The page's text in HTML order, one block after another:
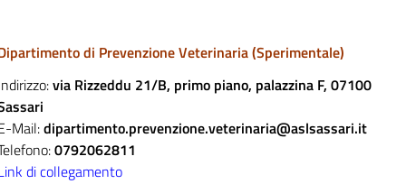
di Prevenzione Veterinaria (Sperimentale)
via Rizzeddu 21/B, primo piano, palazzina F, 07100
Mail:dipartimento.prevenzione.veterinaria@aslsassari.it
0792062811
di collegamento